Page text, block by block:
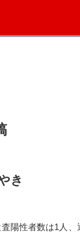
き
陽性者数は1人、